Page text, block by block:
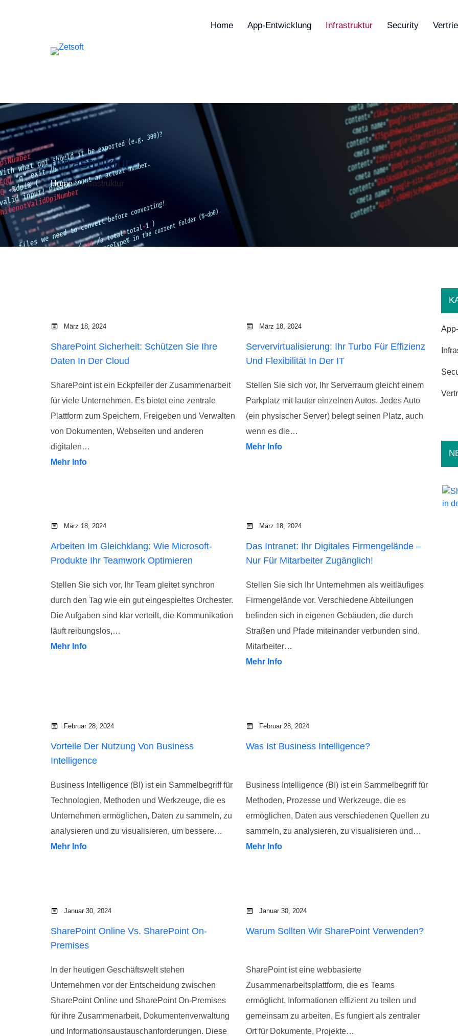
Home App-Entwicklung Infrastruktur Security
Infrastruktur
Home»Infrastruktur
März 18, 2024
SharePoint Sicherheit: Schützen Sie Ihre
Daten In Der Cloud
SharePoint ist ein Eckpfeiler der Zusammenarbeit
für viele Unternehmen. Es bietet eine zentrale
Plattform zum Speichern, Freigeben und Verwalten
von Dokumenten, Webseiten und anderen
digitalen…
Mehr Info
März 18, 2024
Servervirtualisierung: Ihr Turbo Für Effizienz
Und Flexibilität In Der IT
Stellen Sie sich vor, Ihr Serverraum gleicht einem
Parkplatz mit lauter einzelnen Autos. Jedes Auto
(ein physischer Server) belegt seinen Platz, auch
wenn es die…
Mehr Info
März 18, 2024
Arbeiten Im Gleichklang: Wie Microsoft-
Produkte Ihr Teamwork Optimieren
Stellen Sie sich vor, Ihr Team gleitet synchron
durch den Tag wie ein gut eingespieltes Orchester.
Die Aufgaben sind klar verteilt, die Kommunikation
läuft reibungslos,…
Mehr Info
März 18, 2024
Das Intranet: Ihr Digitales Firmengelände –
Nur Für Mitarbeiter Zugänglich!
Stellen Sie sich Ihr Unternehmen als weitläufiges
Firmengelände vor. Verschiedene Abteilungen
befinden sich in eigenen Gebäuden, die durch
Straßen und Pfade miteinander verbunden sind.
Mitarbeiter…
Mehr Info
Februar 28, 2024
Vorteile Der Nutzung Von Business
Intelligence
Business Intelligence (BI) ist ein Sammelbegriff für
Technologien, Methoden und Werkzeuge, die es
Unternehmen ermöglichen, Daten zu sammeln, zu
analysieren und zu visualisieren, um bessere…
Mehr Info
Februar 28, 2024
Was Ist Business Intelligence?
Business Intelligence (BI) ist ein Sammelbegriff für
Methoden, Prozesse und Werkzeuge, die es
ermöglichen, Daten aus verschiedenen Quellen zu
sammeln, zu analysieren, zu visualisieren und…
Mehr Info
Januar 30, 2024
SharePoint Online Vs. SharePoint On-
Premises
In der heutigen Geschäftswelt stehen
Unternehmen vor der Entscheidung zwischen
SharePoint Online und SharePoint On-Premises
für ihre Zusammenarbeit, Dokumentenverwaltung
und Informationsaustauschanforderungen. Diese
Januar 30, 2024
Warum Sollten Wir SharePoint Verwenden?
SharePoint ist eine webbasierte
Zusammenarbeitsplattform, die es Teams
ermöglicht, Informationen effizient zu teilen und
gemeinsam zu arbeiten. Es fungiert als zentraler
Ort für Dokumente, Projekte…